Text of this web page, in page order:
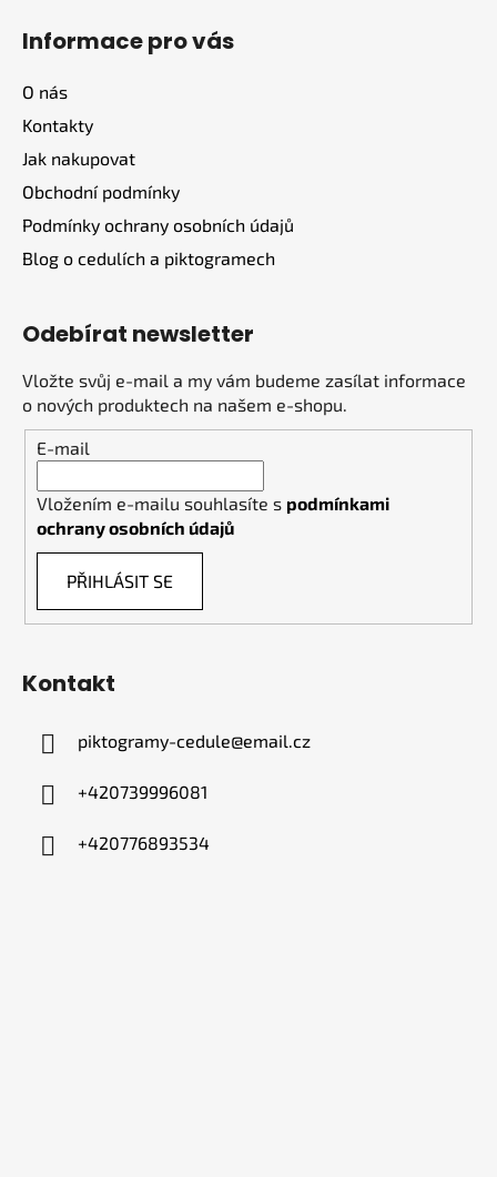
Informace pro vás
O nás
Kontakty
Jak nakupovat
Obchodní podmínky
Podmínky ochrany osobních údajů
Blog o cedulích a piktogramech
Odebírat newsletter
Vložte svůj e-mail a my vám budeme zasílat informace
o nových produktech na našem e-shopu.
E-mail
Vložením e-mailu souhlasíte s podmínkami
ochrany osobních údajů
PŘIHLÁSIT SE
Kontakt
piktogramy-cedule@email.cz
+420739996081
+420776893534